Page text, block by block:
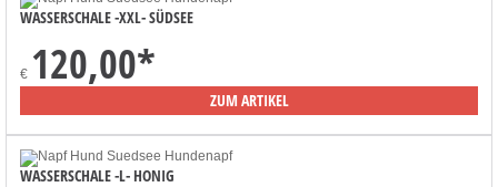
WASSERSCHALE -XXL- SÜDSEE
€ 120,00*
ZUM ARTIKEL
WASSERSCHALE -L- HONIG